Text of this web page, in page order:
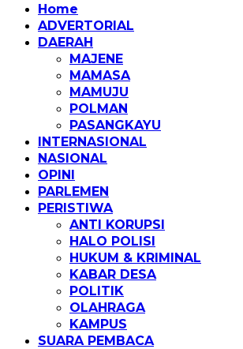
Home
ADVERTORIAL
DAERAH
MAJENE
MAMASA
MAMUJU
POLMAN
PASANGKAYU
INTERNASIONAL
NASIONAL
OPINI
PARLEMEN
PERISTIWA
ANTI KORUPSI
HALO POLISI
HUKUM & KRIMINAL
KABAR DESA
POLITIK
OLAHRAGA
KAMPUS
SUARA PEMBACA